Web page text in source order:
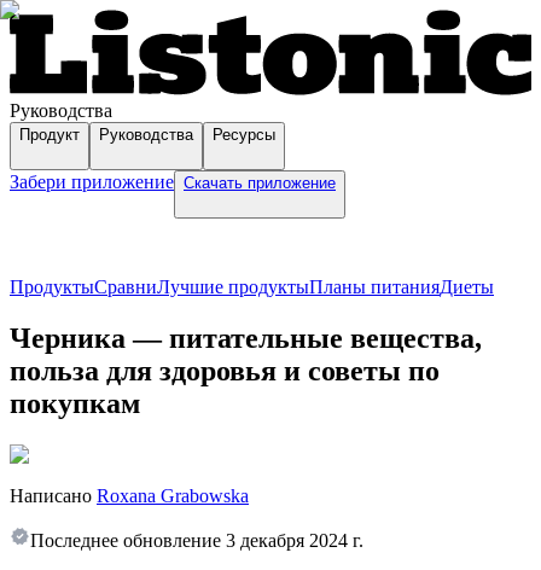
Руководства
Продукт Руководства Ресурсы
Забери приложение Скачать приложение
ПродуктыСравниЛучшие продуктыПланы питанияДиеты
Черника — питательные вещества,
польза для здоровья и советы по
покупкам
Написано Roxana Grabowska
Последнее обновление 3 декабря 2024 г.